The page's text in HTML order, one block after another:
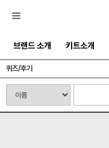
브랜드 소개 키트소개
퀴즈/후기